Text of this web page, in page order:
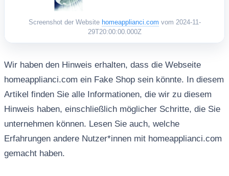
Screenshot der Website homeapplianci.com vom 2024-11-
29T20:00:00.000Z
Wir haben den Hinweis erhalten, dass die Webseite
homeapplianci.com ein Fake Shop sein könnte. In diesem
Artikel finden Sie alle Informationen, die wir zu diesem
Hinweis haben, einschließlich möglicher Schritte, die Sie
unternehmen können. Lesen Sie auch, welche
Erfahrungen andere Nutzer*innen mit homeapplianci.com
gemacht haben.